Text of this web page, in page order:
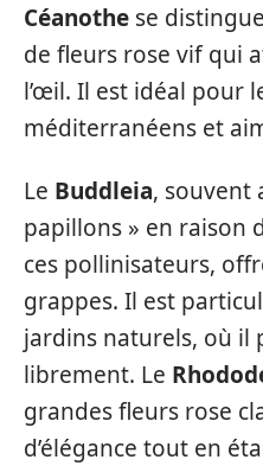
Céanothe se
de fleurs rose vif qui
l’œil. Il est idéal pour
méditerranéens et
Le Buddleia, souvent
papillons » en raison
ces pollinisateurs,
grappes. Il est
jardins naturels, où il
librement. Le
grandes fleurs rose
d’élégance tout en